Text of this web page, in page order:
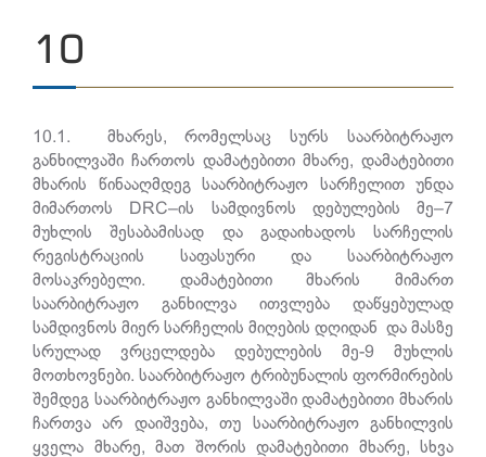
10
10.1.
მხარეს, რომელსაც სურს საარბიტრაჟო
განხილვაში ჩართოს დამატებითი მხარე, დამატებითი
მხარის წინააღმდეგ საარბიტრაჟო სარჩელით უნდა
მიმართოს DRC–ის სამდივნოს დებულების მე–7
მუხლის შესაბამისად და გადაიხადოს სარჩელის
რეგისტრაციის საფასური და საარბიტრაჟო
მოსაკრებელი. დამატებითი მხარის მიმართ
საარბიტრაჟო განხილვა ითვლება დაწყებულად
სამდივნოს მიერ სარჩელის მიღების დღიდან და მასზე
სრულად ვრცელდება დებულების მე-9 მუხლის
მოთხოვნები. საარბიტრაჟო ტრიბუნალის ფორმირების
შემდეგ საარბიტრაჟო განხილვაში დამატებითი მხარის
ჩართვა არ დაიშვება, თუ საარბიტრაჟო განხილვის
ყველა მხარე, მათ შორის დამატებითი მხარე, სხვა